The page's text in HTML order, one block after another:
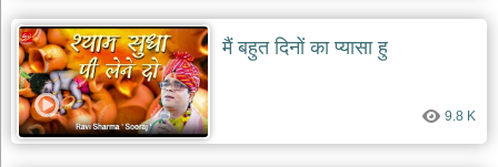
the
day
भजन
जोड़ें
add
bhajans
मैं बहुत दिनों का प्यासा हु
9.8 K